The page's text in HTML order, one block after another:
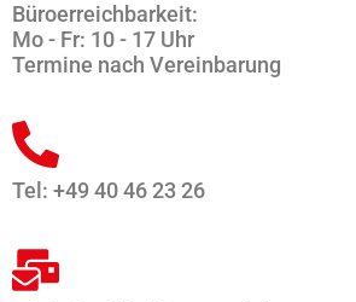
Büroerreichbarkeit:
Mo - Fr: 10 - 17 Uhr
Termine nach Vereinbarung
Tel: +49 40 46 23 26